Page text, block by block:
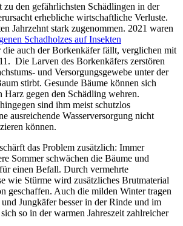
den gefährlichsten Schädlingen in der
erhebliche wirtschaftliche Verluste.
Jahrzehnt stark zugenommen. 2021 waren
Schadholzes auf Insekten
die auch der Borkenkäfer fällt, verglichen mit
Die Larven des Borkenkäfers zerstören
und Versorgungsgewebe unter der
stirbt. Gesunde Bäume können sich
gegen den Schädling wehren.
sind ihm meist schutzlos
ausreichende Wasserversorgung nicht
können.
das Problem zusätzlich: Immer
Sommer schwächen die Bäume und
einen Befall. Durch vermehrte
wie Stürme wird zusätzliches Brutmaterial
geschaffen. Auch die milden Winter tragen
Jungkäfer besser in der Rinde und im
so in der warmen Jahreszeit zahlreicher